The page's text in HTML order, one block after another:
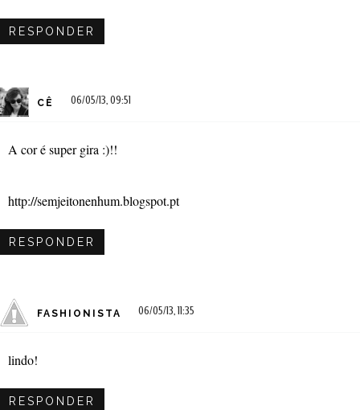
RESPONDER
CÊ 06/05/13, 09:51
A cor é super gira :)!!
http://semjeitonenhum.blogspot.pt
RESPONDER
FASHIONISTA 06/05/13, 11:35
lindo!
RESPONDER